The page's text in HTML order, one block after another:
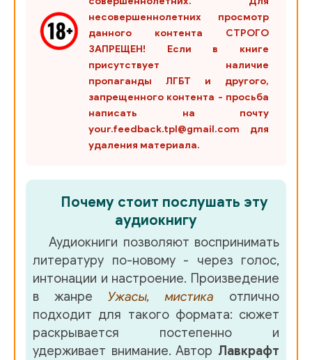
несовершеннолетних просмотр
данного контента СТРОГО
ЗАПРЕЩЕН! Если в книге
присутствует наличие
пропаганды ЛГБТ и другого,
запрещенного контента - просьба
написать на почту
your.feedback.tpl@gmail.com для
удаления материала.
Почему стоит послушать эту
аудиокнигу
Аудиокниги позволяют воспринимать
литературу по-новому - через голос,
интонации и настроение. Произведение
в жанре Ужасы, мистика отлично
подходит для такого формата: сюжет
раскрывается постепенно и
удерживает внимание. Автор Лавкрафт